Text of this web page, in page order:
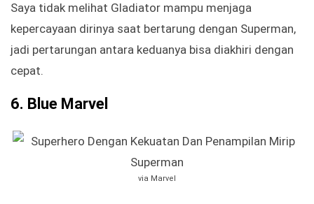
Saya tidak melihat Gladiator mampu menjaga
kepercayaan dirinya saat bertarung dengan Superman,
jadi pertarungan antara keduanya bisa diakhiri dengan
cepat.
6. Blue Marvel
via Marvel